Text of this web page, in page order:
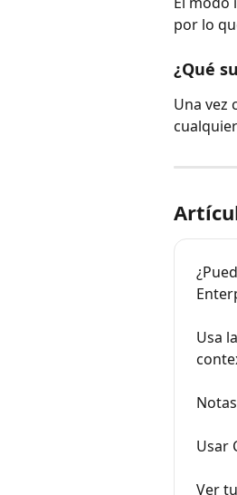
por lo
¿Qué
Una vez
Usa
Usar
Ver